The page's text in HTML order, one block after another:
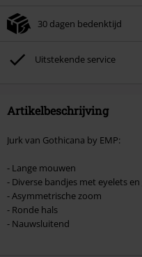
Kan niet gecombineerd worden
Toten Hosen, Metality,
donatie zijn uitgesloten van de
30 dagen bedenktijd
Uitstekende service
Artikelbeschrijving
Jurk van Gothicana by EMP:
- Lange mouwen
- Diverse bandjes met eyelets en
- Asymmetrische zoom
- Ronde hals
- Nauwsluitend